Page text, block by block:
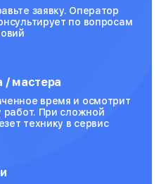
заявку. Оператор
по вопросам
/ мастера
время и осмотрит
работ. При сложной
технику в сервис